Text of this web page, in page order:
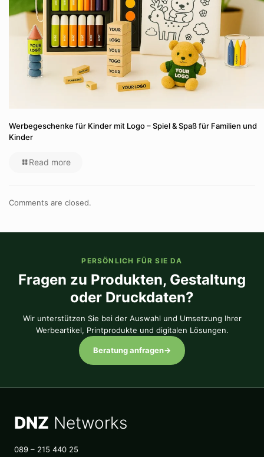
Werbegeschenke für Kinder mit Logo – Spiel & Spaß für Familien und
Kinder
Read more
Comments are closed.
PERSÖNLICH FÜR SIE DA
Fragen zu Produkten, Gestaltung
oder Druckdaten?
Wir unterstützen Sie bei der Auswahl und Umsetzung Ihrer
Werbeartikel, Printprodukte und digitalen Lösungen.
Beratung anfragen→
DNZ Networks
089 – 215 440 25